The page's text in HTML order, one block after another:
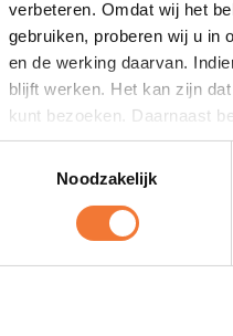
verbeteren. Omdat wij het
gebruiken, proberen wij u in
en de werking daarvan.
blijft werken. Het kan zijn
kunt bezoeken. Daarnaast
advertenties zijn dan alleen
Noodzakelijk
NL